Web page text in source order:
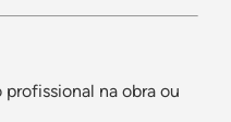
profissional na obra ou